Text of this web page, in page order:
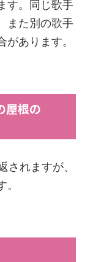
す。同じ歌手
また別の歌手
あります。
屋根の
れますが、